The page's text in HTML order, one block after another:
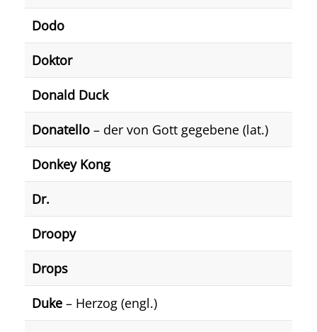
Dodo
Doktor
Donald Duck
Donatello – der von Gott gegebene (lat.)
Donkey Kong
Dr.
Droopy
Drops
Duke – Herzog (engl.)